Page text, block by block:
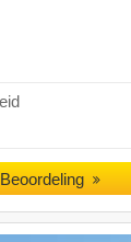
Beoordeling